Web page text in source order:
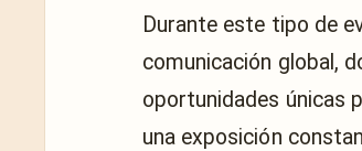
Durante este tipo de
comunicación global,
oportunidades únicas
una exposición